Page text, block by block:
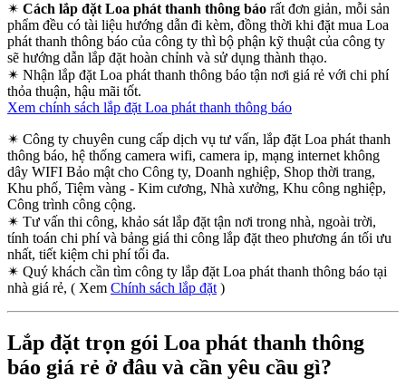
✴ Cách lắp đặt Loa phát thanh thông báo rất đơn giản, mỗi sản
phẩm đều có tài liệu hướng dẫn đi kèm, đồng thời khi đặt mua Loa
phát thanh thông báo của công ty thì bộ phận kỹ thuật của công ty
sẽ hướng dẫn lắp đặt hoàn chỉnh và sử dụng thành thạo.
✴ Nhận lắp đặt Loa phát thanh thông báo tận nơi giá rẻ với chi phí
thỏa thuận, hậu mãi tốt.
Xem chính sách lắp đặt Loa phát thanh thông báo
✴ Công ty chuyên cung cấp dịch vụ tư vấn, lắp đặt Loa phát thanh
thông báo, hệ thống camera wifi, camera ip, mạng internet không
dây WIFI Bảo mật cho Công ty, Doanh nghiệp, Shop thời trang,
Khu phố, Tiệm vàng - Kim cương, Nhà xưởng, Khu công nghiệp,
Công trình công cộng.
✴ Tư vấn thi công, khảo sát lắp đặt tận nơi trong nhà, ngoài trời,
tính toán chi phí và bảng giá thi công lắp đặt theo phương án tối ưu
nhất, tiết kiệm chi phí tối đa.
✴ Quý khách cần tìm công ty lắp đặt Loa phát thanh thông báo tại
nhà giá rẻ, ( Xem Chính sách lắp đặt )
Lắp đặt trọn gói Loa phát thanh thông
báo giá rẻ ở đâu và cần yêu cầu gì?